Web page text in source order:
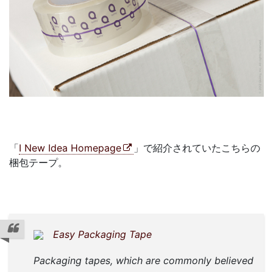
「I New Idea Homepage
」で紹介されていたこちらの
梱包テープ。
Easy Packaging Tape
Packaging tapes, which are commonly believed